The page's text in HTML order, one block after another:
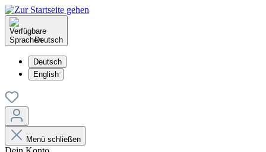
Deutsch
Deutsch
English
Menü schließen